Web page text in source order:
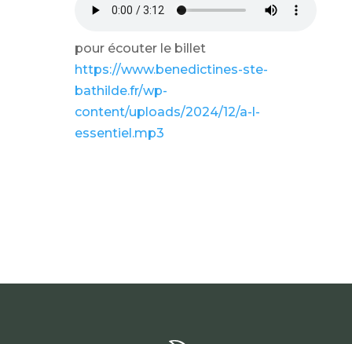
pour écouter le billet
https://www.benedictines-ste-
bathilde.fr/wp-
content/uploads/2024/12/a-l-
essentiel.mp3